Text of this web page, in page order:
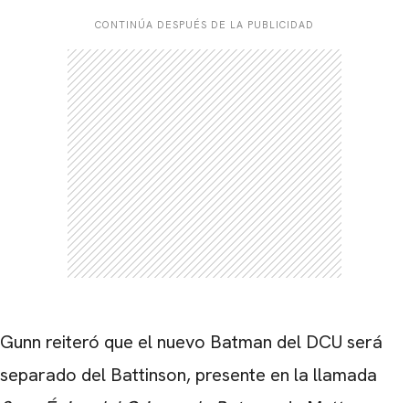
CONTINÚA DESPUÉS DE LA PUBLICIDAD
Gunn reiteró que el nuevo Batman del DCU será
separado del Battinson, presente en la llamada